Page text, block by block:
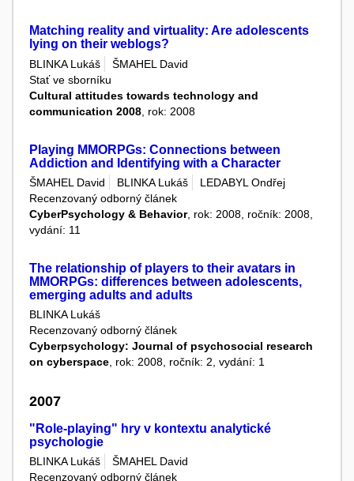
Matching reality and virtuality: Are adolescents
lying on their weblogs?
BLINKA Lukáš
ŠMAHEL David
Stať ve sborníku
Cultural attitudes towards technology and
communication 2008 , rok: 2008
Playing MMORPGs: Connections between
Addiction and Identifying with a Character
ŠMAHEL David BLINKA Lukáš
LEDABYL Ondřej
Recenzovaný odborný článek
CyberPsychology & Behavior, rok: 2008, ročník: 2008,
vydání: 11
The relationship of players to their avatars in
MMORPGs: differences between adolescents,
emerging adults and adults
BLINKA Lukáš
Recenzovaný odborný článek
Cyberpsychology: Journal of psychosocial research
on cyberspace, rok: 2008, ročník: 2, vydání: 1
2007
"Role-playing" hry v kontextu analytické
psychologie
BLINKA Lukáš
ŠMAHEL David
Recenzovaný odborný článek